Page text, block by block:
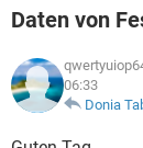
WHATSAPP
FACEBOOK
WHATSAPP
FACEBOOK
SPIELE
ANDROID
WINDOWS 10
SPIELE
ANDROID
LEXIKON
Daten von
06:33
Donia